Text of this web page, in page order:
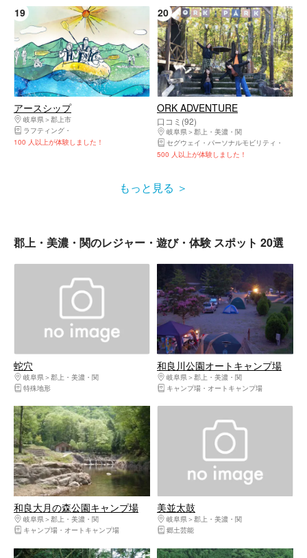
19
アースシップ
岐阜県
郡上市
ラフティング
キャニオニング・シャワークライミング
SUP（サップ）
100 人以上が体験しました！
20
ORK ADVENTURE
口コミ(92)
岐阜県
郡上・美濃・関
セグウェイ・パーソナルモビリティ
500 人以上が体験しました！
もっと見る
郡上・美濃・関のレジャー・遊び・体験 スポット 20選
蛇穴
岐阜県
郡上・美濃・関
特殊地形
和良川公園オートキャンプ場
岐阜県
郡上・美濃・関
キャンプ場・オートキャンプ場
和良大月の森公園キャンプ場
岐阜県
郡上・美濃・関
キャンプ場・オートキャンプ場
美並太鼓
岐阜県
郡上・美濃・関
郷土芸能